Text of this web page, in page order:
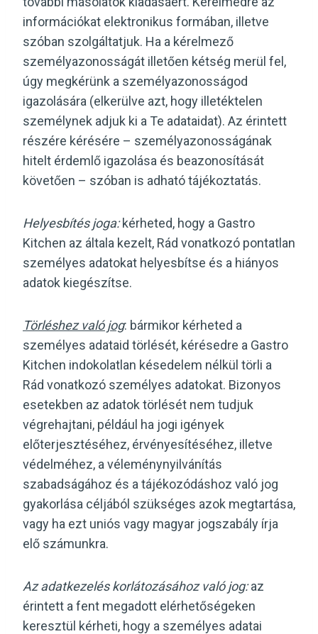
információkat elektronikus formában, illetve
szóban szolgáltatjuk. Ha a kérelmező
személyazonosságát illetően kétség merül fel,
úgy megkérünk a személyazonosságod
igazolására (elkerülve azt, hogy illetéktelen
személynek adjuk ki a Te adataidat). Az érintett
részére kérésére – személyazonosságának
hitelt érdemlő igazolása és beazonosítását
követően – szóban is adható tájékoztatás.
Helyesbítés joga:kérheted, hogy a Gastro
Kitchen az általa kezelt, Rád vonatkozó pontatlan
személyes adatokat helyesbítse és a hiányos
adatok kiegészítse.
Törléshez való jog: bármikor kérheted a
személyes adataid törlését, kérésedre a Gastro
Kitchen indokolatlan késedelem nélkül törli a
Rád vonatkozó személyes adatokat. Bizonyos
esetekben az adatok törlését nem tudjuk
végrehajtani, például ha jogi igények
előterjesztéséhez, érvényesítéséhez, illetve
védelméhez, a véleménynyilvánítás
szabadságához és a tájékozódáshoz való jog
gyakorlása céljából szükséges azok megtartása,
vagy ha ezt uniós vagy magyar jogszabály írja
elő számunkra.
Az adatkezelés korlátozásához való jog:az
érintett a fent megadott elérhetőségeken
keresztül kérheti, hogy a személyes adatai